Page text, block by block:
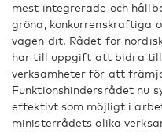
mest integrerade och
gröna, konkurrenskraftiga
vägen dit. Rådet för
har till uppgift att bidra till
verksamheter för att
Funktionshindersrådet nu
effektivt som möjligt i
ministerrådets olika